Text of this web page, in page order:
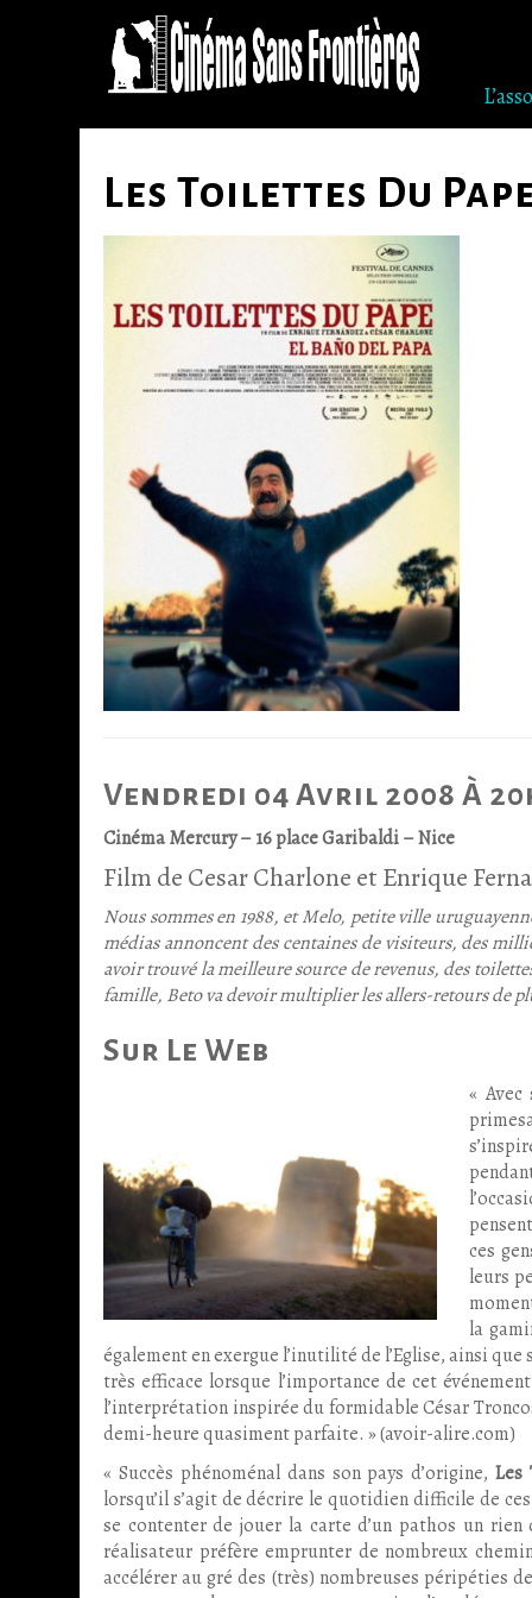
Les Toilettes Du
Vendredi 04 Avril 2008 À
Cinéma Mercury – 16 place Garibaldi – Nice
Film de Cesar Charlone et Enrique
Nous sommes en 1988, et Melo, petite ville
médias annoncent des centaines de visiteurs, des
avoir trouvé la meilleure source de revenus, des
famille, Beto va devoir multiplier les allers-retours de
Sur Le Web
«
ces
leurs
la
également en exergue l’inutilité de l’Eglise, ainsi
très efficace lorsque l’importance de cet
l’interprétation inspirée du formidable César
demi-heure quasiment parfaite. » (avoir-alire.com)
« Succès phénoménal dans son pays d’origine,Les
lorsqu’il s’agit de décrire le quotidien difficile de
se contenter de jouer la carte d’un pathos un
réalisateur préfère emprunter de nombreux
accélérer au gré des (très) nombreuses péripéties